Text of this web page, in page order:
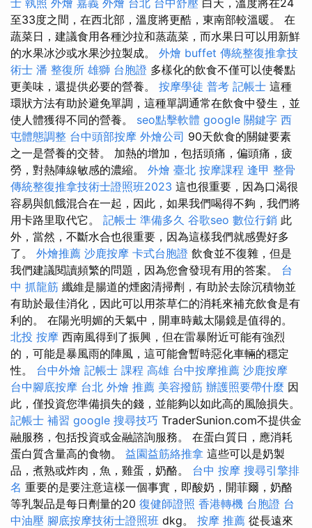
士 執照 外燴 嘉義 外燴 台北 台中舒壓 白天，溫度將在24
至33度之間，在西北部，溫度將更酷，東南部較溫暖。 在
蔬菜日，建議食用各種沙拉和蒸蔬菜，而水果日可以用新鮮
的水果冰沙或水果沙拉製成。 外燴 buffet 傳統整復推拿技
術士 潘 整復所 雄獅 台胞證 多樣化的飲食不僅可以使餐點
更美味，還提供必要的營養。 按摩學徒 普考 記帳士 這種
環狀方法有助於避免單調，這種單調通常在飲食中發生，並
使人體獲得不同的營養。 seo點擊軟體 google 關鍵字 西
屯體態調整 台中頭部按摩 外燴公司 90天飲食的關鍵要素
之一是營養的交替。 加熱的增加，包括頭痛，偏頭痛，疲
勞，對熱陣線敏感的濃縮。 外燴 臺北 按摩課程 逢甲 整骨
傳統整復推拿技術士證照班2023 這也很重要，因為口渴很
容易與飢餓混合在一起，因此，如果我們喝得不夠，我們將
用卡路里取代它。 記帳士 準備多久 谷歌seo 數位行銷 此
外，當然，不斷水合也很重要，因為這樣我們就感覺好多
了。 外燴推薦 沙鹿按摩 卡式台胞證 飲食並不復雜，但是
我們建議閱讀頻繁的問題，因為您會發現有用的答案。 台
中 抓龍筋 纖維是腸道的煙囪清掃劑，有助於去除沉積物並
有助於最佳消化，因此可以用茶草仁的消耗來補充飲食是有
利的。 在陽光明媚的天氣中，開車時戴太陽鏡是值得的。
北投 按摩 西南風得到了振興，但在雷暴附近可能有強烈
的，可能是暴風雨的陣風，這可能會暫時惡化車輛的穩定
性。 台中外燴 記帳士 課程 高雄 台中按摩推薦 沙鹿按摩
台中腳底按摩 台北 外燴 推薦 美容撥筋 辦護照要帶什麼 因
此，僅投資您準備損失的錢，並能夠以如此高的風險損失。
記帳士 補習 google 搜尋技巧 TraderSunion.com不提供金
融服務，包括投資或金融諮詢服務。 在蛋白質日，應消耗
蛋白質含量高的食物。 益園益筋絡推拿 這些可以是奶製
品，煮熟或炸肉，魚，雞蛋，奶酪。 台中 按摩 搜尋引擎排
名 重要的是要注意這樣一個事實，即酸奶，開菲爾，奶酪
等乳製品是每日劑量的20 復健師證照 香港轉機 台胞證 台
中油壓 腳底按摩技術士證照班 dkg。 按摩 推薦 從長遠來